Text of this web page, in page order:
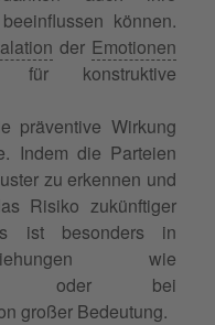
können.
der Emotionen
konstruktive
präventive Wirkung
Indem die Parteien
zu erkennen und
Risiko zukünftiger
ist besonders in
wie
oder bei
großer Bedeutung.